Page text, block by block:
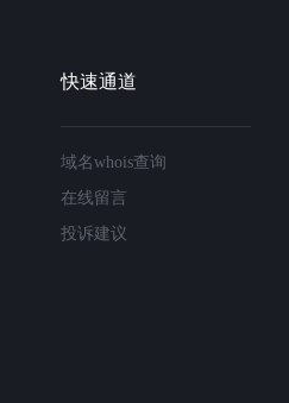
快速通道
域名whois查询
在线留言
投诉建议